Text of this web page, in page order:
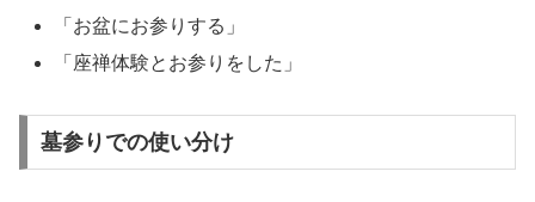
「お盆にお参りする」
「座禅体験とお参りをした」
墓参りでの使い分け